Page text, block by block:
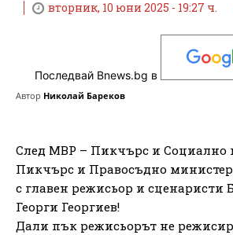
вторник, 10 юни 2025 - 19:27 ч.
Последвай Bnews.bg в
Автор Николай Бареков
След МВР – Пикчърс и Социално
Пикчърс и Правосъдно
с главен режисьор и сценаристи
Георги Георгиев!
Дали пък режисьорът не